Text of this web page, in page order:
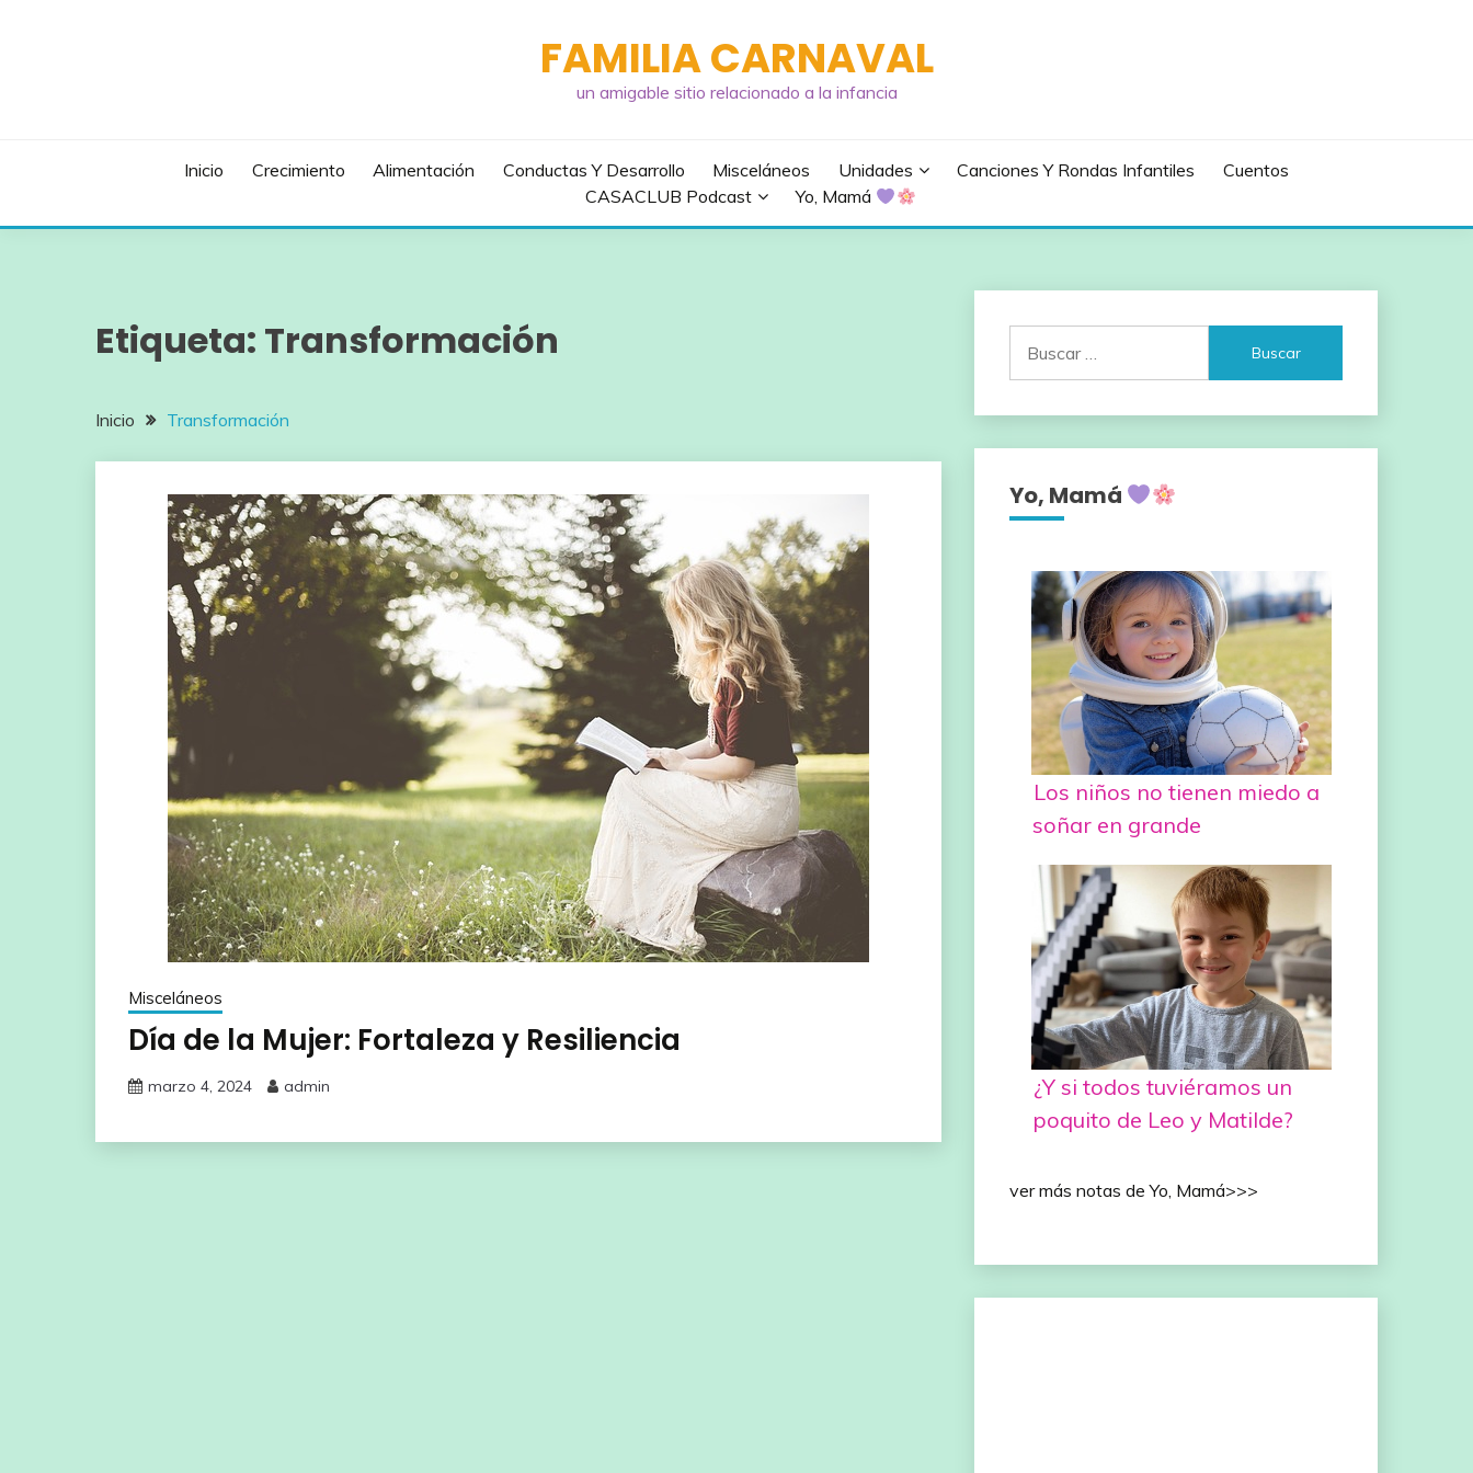
FAMILIA CARNAVAL
un amigable sitio relacionado a la infancia
Inicio Crecimiento Alimentación Conductas Y Desarrollo Misceláneos Unidades Canciones Y Rondas Infantiles
Cuentos
CASACLUB Podcast
Yo, Mamá
Etiqueta: Transformación
Inicio Transformación
Misceláneos
Día de la Mujer: Fortaleza y Resiliencia
marzo 4, 2024 admin
Yo, Mamá
Los niños no tienen miedo a
soñar en grande
¿Y si todos tuviéramos un
poquito de Leo y Matilde?
ver más notas de Yo, Mamá>>>